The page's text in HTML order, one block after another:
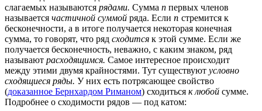
слагаемых называются рядами. Сумма n первых членов
называется частичной суммой ряда. Если n стремится к
бесконечности, а в итоге получается некоторая конечная
сумма, то говорят, что ряд сходится к этой сумме. Если же
получается бесконечность, неважно, с каким знаком, ряд
называют расходящимся. Самое интересное происходит
между этими двумя крайностями. Тут существуют условно
сходящиеся ряды. У них есть потрясающее свойство
(доказанное Бернхардом Риманом) сходиться к любой сумме.
Подробнее о сходимости рядов — под катом:
i=n+1
Ряд называют сходящимся, если существует конечныйпредел S
частичных суммsn при неограниченном возрастанииn :
lim
n →∞
n = lim
n→∞ ∑
=
n
a i =
limn→∞sn=lim n→∞ ∑i=1n ai=S
Соответственно, остаток сходящегося ряда приn → ∞
n→∞
стремится к
нулю: lim rn = 0
limn → ∞rn=0
.